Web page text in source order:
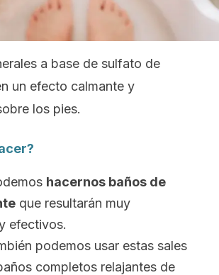
a base de sulfato de
un efecto calmante y
los pies.
hacernos baños de
que resultarán muy
efectivos.
podemos usar estas sales
completos relajantes de